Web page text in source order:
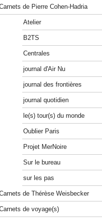
de Pierre Cohen-Hadria
Atelier
B2TS
Centrales
journal d'Air Nu
journal des frontières
journal quotidien
le(s) tour(s) du monde
Oublier Paris
Projet MerNoire
Sur le bureau
sur les pas
de Thérèse Weisbecker
de voyage(s)